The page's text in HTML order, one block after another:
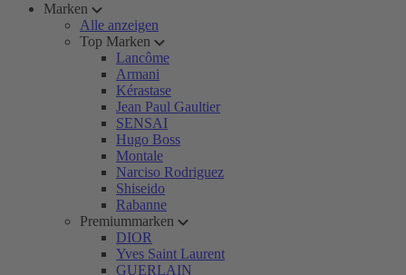
Marken
Alle anzeigen
Top Marken
Lancôme
Armani
Kérastase
Jean Paul Gaultier
SENSAI
Hugo Boss
Montale
Narciso Rodriguez
Shiseido
Rabanne
Premiummarken
DIOR
Yves Saint Laurent
GUERLAIN